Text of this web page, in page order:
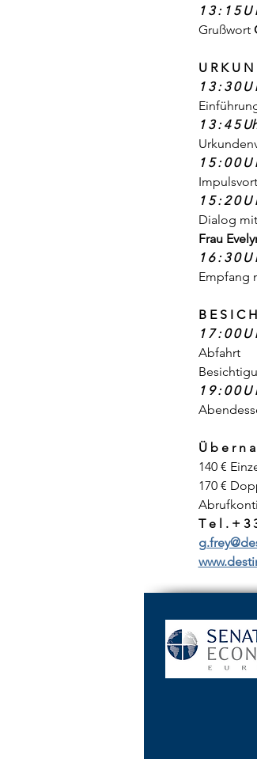
1 3 : 1 5 U
Grußwort
U R K U N
1 3 : 3 0 U
1 3 : 4 5
1 5 : 0 0 U
1 5 : 2 0 U
Dialog
Frau
1 6 : 3 0 U
Empfang
B E S I C
1 7 : 0 0 U
Abfahrt
1 9 : 0 0 U
Ü b e r n
140 €
170 €
T e l . + 3